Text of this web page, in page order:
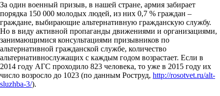
За один военный призыв, в нашей стране, армия забирает
порядка 150 000 молодых людей, из них 0,7 % граждан –
граждане, выбирающие альтернативную гражданскую службу.
Но в виду активной пропаганды движениями и организациями,
занимающимися консультациями призывников по
альтернативной гражданской службе, количество
альтернативнослужащих с каждым годом возрастает. Если в
2014 году АГС проходило 823 человека, то уже в 2015 году их
число возросло до 1023 (по данным Роструд, http://rosotvet.ru/alt-
sluzhba-3/).